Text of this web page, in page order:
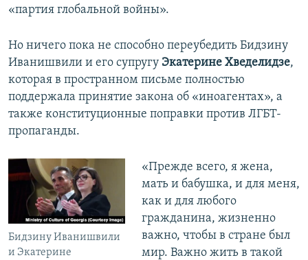
«партия глобальной войны».
Но ничего пока не способно переубедить Бидзину
Иванишвили и его супругу Экатерине Хведелидзе,
которая в пространном письме полностью
поддержала принятие закона об «иноагентах», а
также конституционные поправки против ЛГБТ-
пропаганды.
Бидзину Иванишвили
и Экатерине
«Прежде всего, я жена,
мать и бабушка, и для меня,
как и для любого
гражданина, жизненно
важно, чтобы в стране был
мир. Важно жить в такой